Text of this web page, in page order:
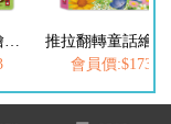
會員價:$173